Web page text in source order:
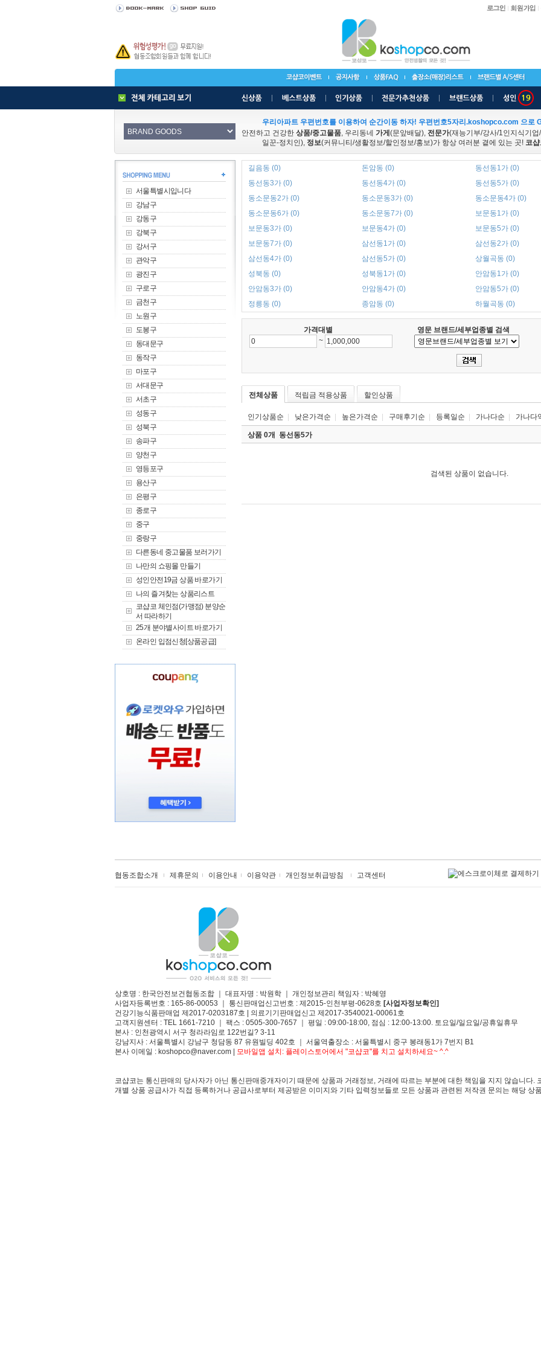
우리아파트 우편번호를 이용하여 순간이동 하자! 우편번호5자리.koshopco.com 으로
안전하고 건강한 상품/중고물품, 우리동네 가게 (문앞배달), 전문가(재능기부/강사/1인지식기업
일꾼-정치인), 정보(커뮤니티/생활정보/할인정보/홍보)가 항상 여러분 곁에 있는 곳! 코
서울특별시입니다
강남구
강동구
강북구
강서구
관악구
광진구
구로구
금천구
노원구
도봉구
동대문구
동작구
마포구
서대문구
서초구
성동구
성북구
송파구
양천구
영등포구
용산구
은평구
종로구
중구
중랑구
다른동네 중고물품 보러가기
나만의 쇼핑몰 만들기
성인안전19금 상품 바로가기
나의 즐겨찾는 상품리스트
코샵코 체인점(가맹점) 분양순
서 따라하기
25개 분야별사이트 바로가기
온라인 입점신청[상품공급]
길음동 (0) 돈암동 (0) 동선동1가 (0)
동선동3가 (0)
동선동4가 (0) 동선동5가 (0)
동소문동2가 (0)
동소문동3가 (0) 동소문동4가 (0)
동소문동6가 (0)
동소문동7가 (0) 보문동1가 (0)
보문동3가 (0)
보문동4가 (0) 보문동5가 (0)
보문동7가 (0)
삼선동1가 (0) 삼선동2가 (0)
삼선동4가 (0)
삼선동5가 (0) 상월곡동 (0)
성북동 (0)
성북동1가 (0) 안암동1가 (0)
안암동3가 (0)
안암동4가 (0) 안암동5가 (0)
정릉동 (0)
종암동 (0) 하월곡동 (0)
가격대별 영문 브랜드/세부업종별 검색
~
전체상품 적립금 적용상품 할인상품
인기상품순 낮은가격순 높은가격순 구매후기순 등록일순 가나다순 가나다
상품 0개 동선동5가
검색된 상품이 없습니다.
협동조합소개 제휴문의 이용안내 이용약관 개인정보취급방침 고객센터
상호명 : 한국안전보건협동조합 ｜ 대표자명 : 박원학 ｜ 개인정보관리 책임자 : 박혜영
사업자등록번호 : 165-86-00053 ｜ 통신판매업신고번호 : 제2015-인천부평-0628호 [사업자정보확인]
건강기능식품판매업 제2017-0203187호 | 의료기기판매업신고 제2017-3540021-00061호
고객지원센터 : TEL 1661-7210 ｜ 팩스 : 0505-300-7657 ｜ 평일 : 09:00-18:00, 점심 : 12:00-13:00. 토요일/일요일/공휴일휴무
본사 : 인천광역시 서구 청라라임로 122번길? 3-11
강남지사 : 서울특별시 강남구 청담동 87 유원빌딩 402호 ｜ 서울역출장소 : 서울특별시 중구 봉래동1가 7번지 B1
본사 이메일 : koshopco@naver.com | 모바일앱 설치: 플레이스토어에서 "코샵코"를 치고 설치하세요~ ^.^
코샵코는 통신판매의 당사자가 아닌 통신판매중개자이기 때문에 상품과 거래정보, 거래에 따르는 부분에 대한 책임을 지지 않습니다.
개별 상품 공급사가 직접 등록하거나 공급사로부터 제공받은 이미지와 기타 입력정보들로 모든 상품과 관련된 저작권 문의는 해당 상